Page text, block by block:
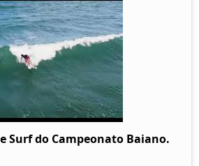
Surf do Campeonato Baiano.